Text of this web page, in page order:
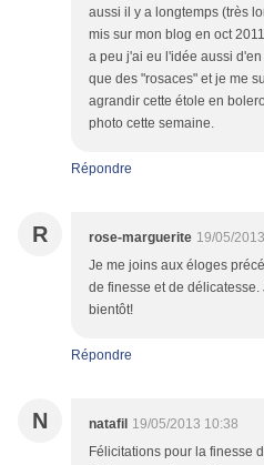
aussi il y a longtemps (très
mis sur mon blog en oct
a peu j'ai eu l'idée aussi
que des "rosaces" et je me
agrandir cette étole en
photo cette semaine.
Répondre
R rose-marguerite 19/05/
Je me joins aux éloges
de finesse et de délicatesse.
bientôt!
Répondre
N natafil 19/05/2013 10:38
Félicitations pour la finesse